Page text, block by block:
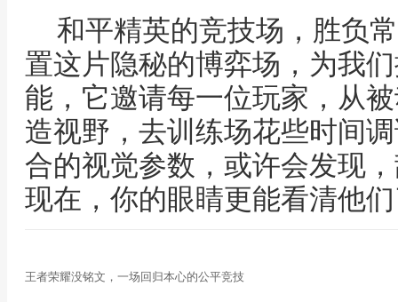
和平精英的竞技场，胜负
置这片隐秘的博弈场，为我
能，它邀请每一位玩家，从
造视野，去训练场花些时间
合的视觉参数，或许会发现
现在，你的眼睛更能看清他
王者荣耀没铭文，一场回归本心的公平竞技